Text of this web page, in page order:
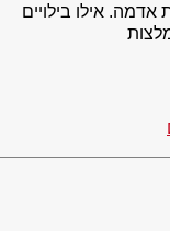
אילו בילויים